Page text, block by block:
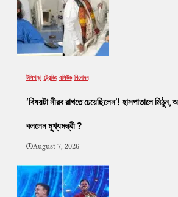
টলিপাড়া ট্রেন্ডিং বলিউড বিনোদন
‘বিষয়টা নীরব রাখতে চেয়েছিলেন’! হাসপাতালে
বললেন মুখ্যমন্ত্রী ?
August 7, 2026